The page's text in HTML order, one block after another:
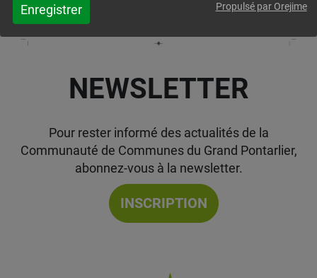
Enregistrer Propulsé par Orejime
NEWSLETTER
Pour rester informé des actualités de la
Communauté de Communes du Grand Pontarlier,
abonnez-vous à la newsletter.
INSCRIPTION